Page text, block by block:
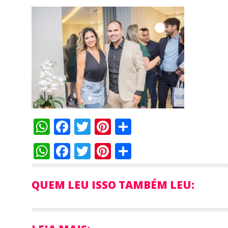
WhatsApp
Facebook
TwitterPinterest
WhatsApp
Facebook
TwitterPinterest
QUEM LEU ISSO TAMBÉM LEU: